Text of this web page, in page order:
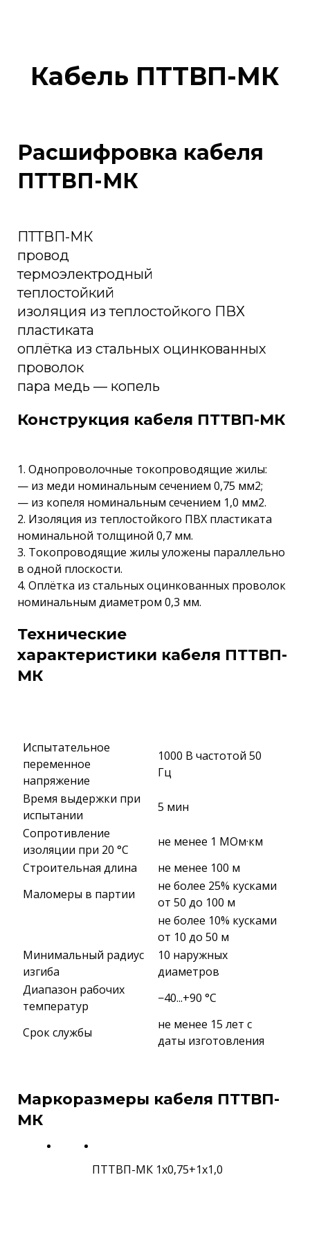
Кабель ПТТВП-МК
Расшифровка кабеля
ПТТВП-МК
ПТТВП-МК
провод
термоэлектродный
теплостойкий
изоляция из теплостойкого ПВХ
пластиката
оплётка из стальных оцинкованных
проволок
пара медь — копель
Конструкция кабеля ПТТВП-МК
1. Однопроволочные токопроводящие жилы:
— из меди номинальным сечением 0,75 мм2;
— из копеля номинальным сечением 1,0 мм2.
2. Изоляция из теплостойкого ПВХ пластиката
номинальной толщиной 0,7 мм.
3. Токопроводящие жилы уложены параллельно
в одной плоскости.
4. Оплётка из стальных оцинкованных проволок
номинальным диаметром 0,3 мм.
Технические
характеристики кабеля ПТТВП-
МК
Испытательное
переменное
напряжение
1000 В частотой 50
Гц
Время выдержки при
испытании
5 мин
Сопротивление
изоляции при 20 °С
не менее 1 МОм·км
Строительная длина
не менее 100 м
Маломеры в партии
не более 25% кусками
от 50 до 100 м
не более 10% кусками
от 10 до 50 м
Минимальный радиус
изгиба
10 наружных
диаметров
Диапазон рабочих
температур
−40...+90 °C
Срок службы
не менее 15 лет с
даты изготовления
Маркоразмеры кабеля ПТТВП-
МК
ПТТВП-МК 1х0,75+1х1,0